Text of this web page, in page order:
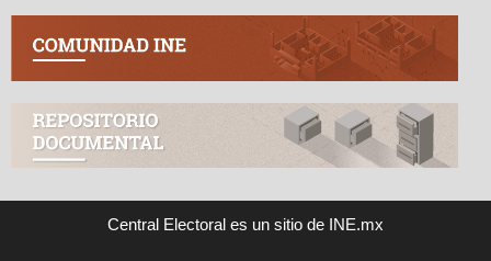
Central Electoral es un sitio de INE.mx